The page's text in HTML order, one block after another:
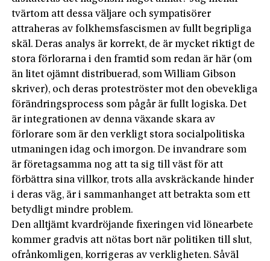
tvärtom att dessa väljare och sympatisörer
attraheras av folkhemsfascismen av fullt begripliga
skäl. Deras analys är korrekt, de är mycket riktigt de
stora förlorarna i den framtid som redan är här (om
än litet ojämnt distribuerad, som William Gibson
skriver), och deras proteströster mot den obevekliga
förändringsprocess som pågår är fullt logiska. Det
är integrationen av denna växande skara av
förlorare som är den verkligt stora socialpolitiska
utmaningen idag och imorgon. De invandrare som
är företagsamma nog att ta sig till väst för att
förbättra sina villkor, trots alla avskräckande hinder
i deras väg, är i sammanhanget att betrakta som ett
betydligt mindre problem.
Den alltjämt kvardröjande fixeringen vid lönearbete
kommer gradvis att nötas bort när politiken till slut,
ofrånkomligen, korrigeras av verkligheten. Såväl